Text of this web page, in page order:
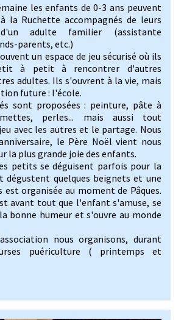
les enfants de 0-3 ans peuvent
la Ruchette accompagnés de leurs
adulte familier (assistante
parents, etc.)
un espace de jeu sécurisé où ils
à petit à rencontrer d'autres
adultes. Ils s'ouvrent à la vie, mais
future : l'école.
sont proposées : peinture, pâte à
perles... mais aussi tout
avec les autres et le partage. Nous
le Père Noël vient nous
la plus grande joie des enfants.
petits se déguisent parfois pour la
dégustent quelques beignets et une
est organisée au moment de Pâques.
avant tout que l'enfant s'amuse, se
bonne humeur et s'ouvre au monde
nous organisons, durant
puériculture ( printemps et